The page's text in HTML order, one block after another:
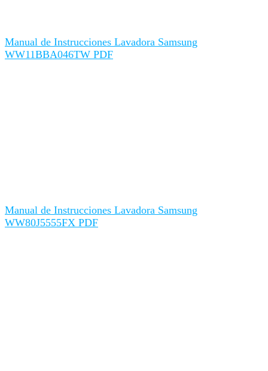
Manual de Instrucciones Lavadora Samsung
WW11BBA046TW PDF
Manual de Instrucciones Lavadora Samsung
WW80J5555FX PDF